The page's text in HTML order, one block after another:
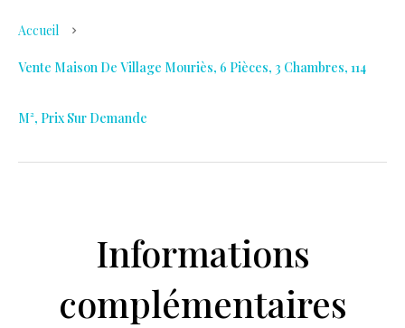
Accueil
Vente Maison De Village Mouriès, 6 Pièces, 3 Chambres, 114
M², Prix Sur Demande
Informations
complémentaires